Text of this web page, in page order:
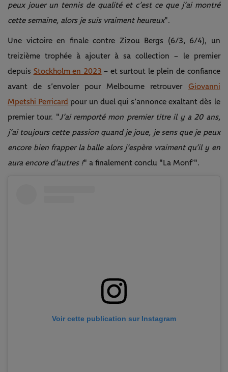
peux jouer un tennis de qualité et c’est ce que j’ai montré
cette semaine, alors je suis vraiment heureux".
Une victoire en finale contre Zizou Bergs (6/3, 6/4), un
treizième trophée à ajouter à sa collection – le premier
depuis Stockholm en 2023 – et surtout le plein de confiance
avant de s’envoler pour Melbourne retrouver Giovanni
Mpetshi Perricard pour un duel qui s’annonce exaltant dès le
premier tour. "J’ai remporté mon premier titre il y a 20 ans,
j’ai toujours cette passion quand je joue, je sens que je peux
encore bien frapper la balle alors j’espère vraiment qu’il y en
aura encore d'autres !" a finalement conclu "La Monf’".
Voir cette publication sur Instagram